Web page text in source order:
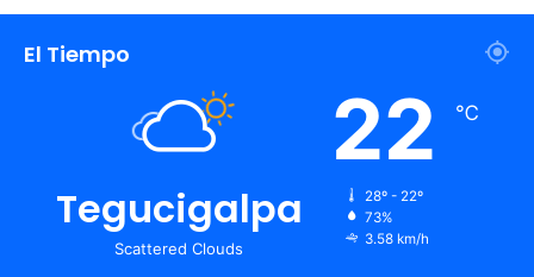
El Tiempo
Tegucigalpa
Scattered Clouds
22 ℃
28º - 22º
73%
3.58 km/h